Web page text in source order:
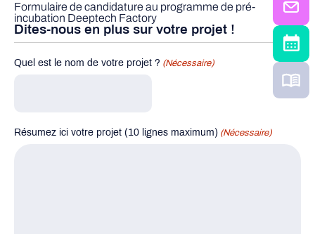
Formulaire de candidature au programme de pré-
incubation Deeptech Factory
Dites-nous en plus sur votre projet !
Quel est le nom de votre projet ? (Nécessaire)
Résumez ici votre projet (10 lignes maximum) (Nécessaire)